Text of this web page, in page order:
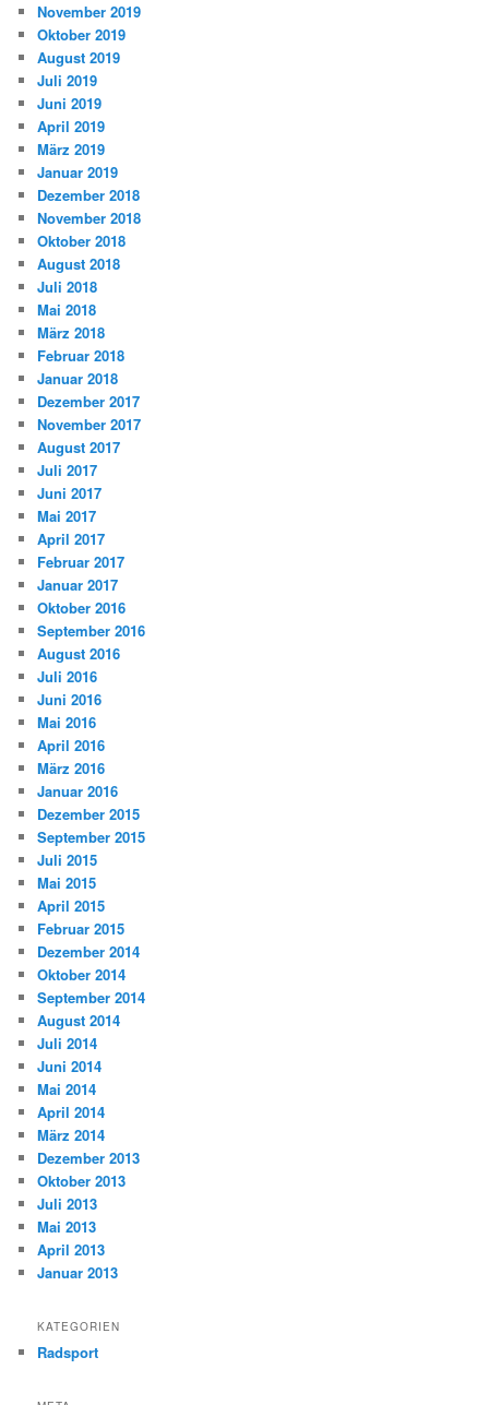
November 2019
Oktober 2019
August 2019
Juli 2019
Juni 2019
April 2019
März 2019
Januar 2019
Dezember 2018
November 2018
Oktober 2018
August 2018
Juli 2018
Mai 2018
März 2018
Februar 2018
Januar 2018
Dezember 2017
November 2017
August 2017
Juli 2017
Juni 2017
Mai 2017
April 2017
Februar 2017
Januar 2017
Oktober 2016
September 2016
August 2016
Juli 2016
Juni 2016
Mai 2016
April 2016
März 2016
Januar 2016
Dezember 2015
September 2015
Juli 2015
Mai 2015
April 2015
Februar 2015
Dezember 2014
Oktober 2014
September 2014
August 2014
Juli 2014
Juni 2014
Mai 2014
April 2014
März 2014
Dezember 2013
Oktober 2013
Juli 2013
Mai 2013
April 2013
Januar 2013
KATEGORIEN
Radsport